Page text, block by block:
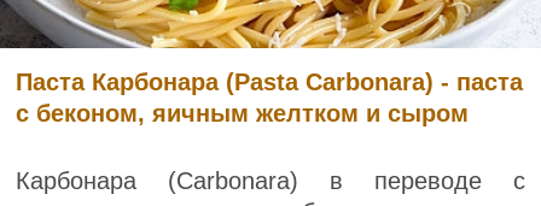
Паста Карбонара (Pasta Carbonara) - паста
с беконом, яичным желтком и сыром
Карбонара (Carbonara) в переводе с